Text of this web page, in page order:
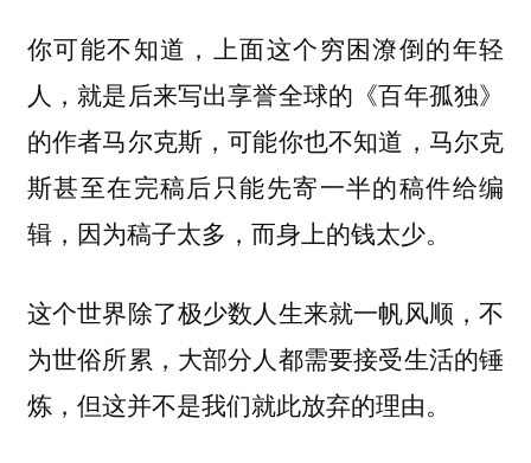
你可能不知道，上面这个穷困潦倒的年轻
人，就是后来写出享誉全球的《百年孤独》
的作者马尔克斯，可能你也不知道，马尔克
斯甚至在完稿后只能先寄一半的稿件给编
辑，因为稿子太多，而身上的钱太少。
这个世界除了极少数人生来就一帆风顺，不
为世俗所累，大部分人都需要接受生活的锤
炼，但这并不是我们就此放弃的理由。